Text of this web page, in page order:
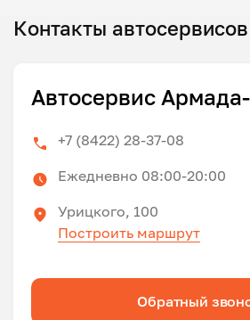
Контакты автосервисов
Автосервис
+7 (8422) 28-37-08
Ежедневно 08:00-20:00
Урицкого, 100
Построить маршрут
Обратный